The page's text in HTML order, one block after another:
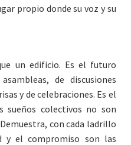
propio donde su voz y su
un edificio. Es el futuro
de discusiones
y de celebraciones. Es el
sueños colectivos no son
con cada ladrillo
y el compromiso son las